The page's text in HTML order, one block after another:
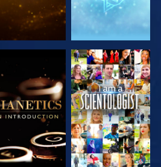
DÉCOUVRIR
LES SÉRIES
REGARDER